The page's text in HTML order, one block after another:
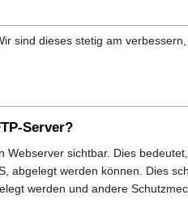
sind dieses stetig am
Server?
sichtbar. Dies
abgelegt werden können. Dies
werden und andere